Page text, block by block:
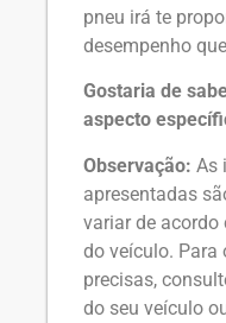
pneu irá te
desempenho
Gostaria de
aspecto
Observação: As
apresentadas
variar de
do veículo.
precisas,
do seu veículo